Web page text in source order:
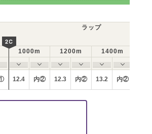
ラップ
2C
1000m 1200m 1400m
12.4 内② 12.3 内② 13.2 内②